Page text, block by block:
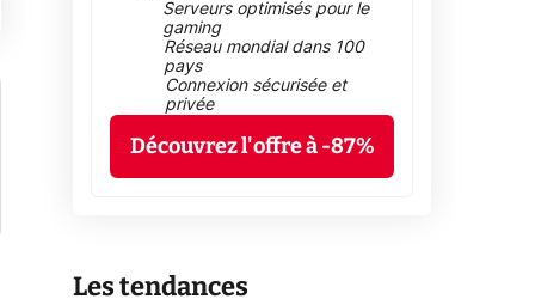
Serveurs optimisés pour le
gaming
Réseau mondial dans 100
pays
Connexion sécurisée et
privée
Découvrez l'offre à -87%
Les tendances